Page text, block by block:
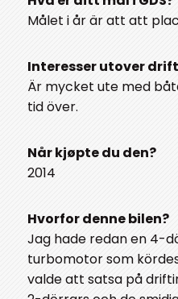
Målet i år är att att
Interesser utover
Är mycket ute med
tid över.
Når kjøpte du den?
2014
Hvorfor denne bilen?
Jag hade redan en 4-
turbomotor som
valde att satsa på